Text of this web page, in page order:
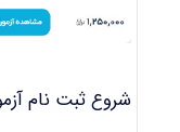
شروع ثبت نام